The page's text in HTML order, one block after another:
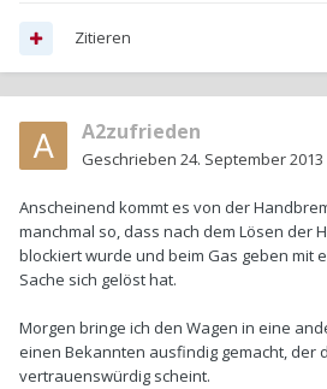
Zitieren
A2zufrieden
Geschrieben 24. September 2013
Anscheinend kommt es von der
manchmal so, dass nach dem Lösen der
blockiert wurde und beim Gas geben mit
Sache sich gelöst hat.
Morgen bringe ich den Wagen in eine
einen Bekannten ausfindig gemacht, der
vertrauenswürdig scheint.